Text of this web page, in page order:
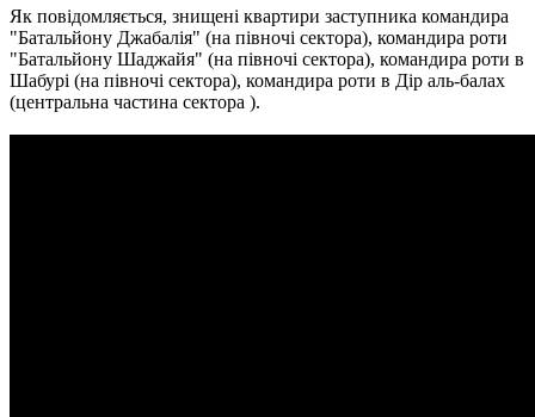
Як повідомляється, знищені квартири заступника командира
"Батальйону Джабалія" (на півночі сектора), командира роти
"Батальйону Шаджайя" (на півночі сектора), командира роти в
Шабурі (на півночі сектора), командира роти в Дір аль-балах
(центральна частина сектора ).